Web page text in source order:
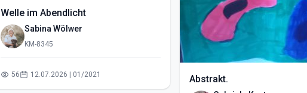
Welle im Abendlicht
Sabina Wölwer
KM-8345
56 12.07.2026 | 01/2021 Abstrakt.